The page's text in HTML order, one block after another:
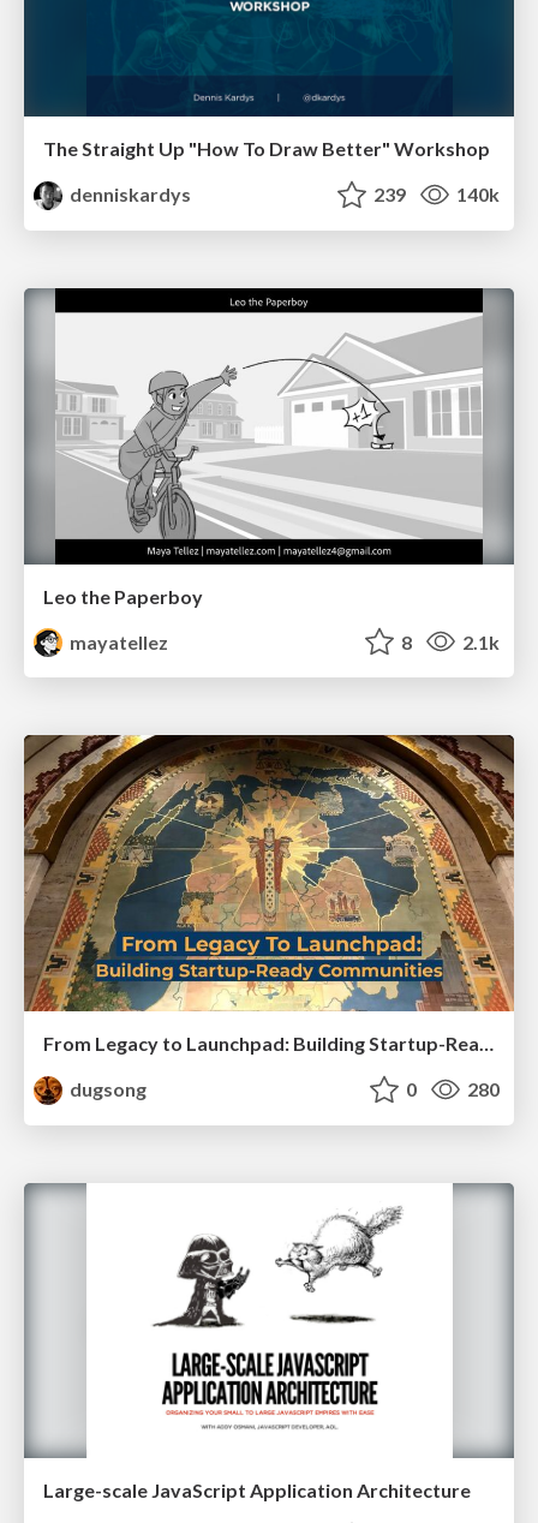
The Straight Up "How To Draw Better" Workshop
denniskardys
239 140k
Leo the Paperboy
mayatellez
8 2.1k
From Legacy to Launchpad: Building Startup-Ready Communities
dugsong
0 280
Large-scale JavaScript Application Architecture